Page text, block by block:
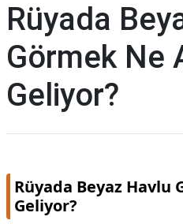
RÜYA
TABİRLERİ
GEZİLECEK
YERLER
Rüyada
Görmek Ne
Geliyor?
Rüyada Beyaz Havlu
Geliyor?